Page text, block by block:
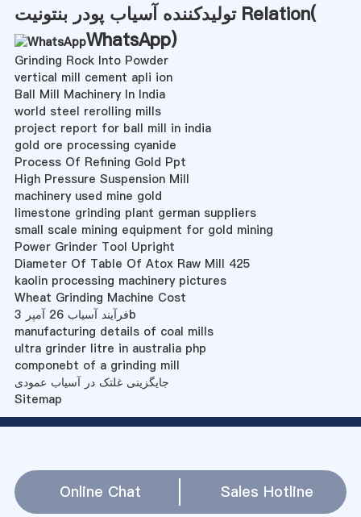
تولیدکننده آسیاب پودر بنتونیت Relation(
WhatsApp)
Grinding Rock Into Powder
vertical mill cement apli ion
Ball Mill Machinery In India
world steel rerolling mills
project report for ball mill in india
gold ore processing cyanide
Process Of Refining Gold Ppt
High Pressure Suspension Mill
machinery used mine gold
limestone grinding plant german suppliers
small scale mining equipment for gold mining
Power Grinder Tool Upright
Diameter Of Table Of Atox Raw Mill 425
kaolin processing machinery pictures
Wheat Grinding Machine Cost
فرآیند آسیاب 26 آمپر 3b
manufacturing details of coal mills
ultra grinder litre in australia php
componebt of a grinding mill
جایگزینی غلتک در آسیاب عمودی
Sitemap
Online Chat Sales Hotline